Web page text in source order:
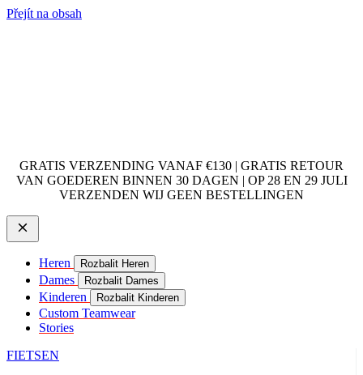
Přejít na obsah
GRATIS VERZENDING VANAF €130 | GRATIS RETOUR
VAN GOEDEREN BINNEN 30 DAGEN | OP 28 EN 29 JULI
VERZENDEN WIJ GEEN BESTELLINGEN
Heren Rozbalit Heren
Dames Rozbalit Dames
Kinderen Rozbalit Kinderen
Custom Teamwear
Stories
FIETSEN